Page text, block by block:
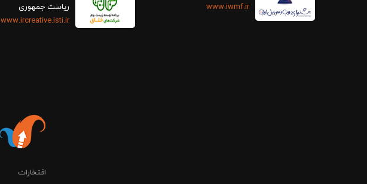
www.iwmf.ir
ریاست جمهوری
www.ircreative.isti.ir
افتخارات